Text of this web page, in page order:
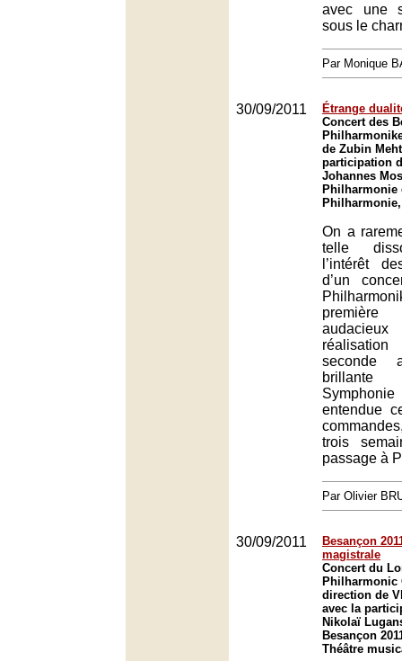
avec une
sous le
Par Monique
30/09/2011
Étrange
Concert des
de Zubin
participation
Johannes
Philharmonie
On a
telle
l’intérêt
d’un
seconde
entendue
trois
passage à
Par Olivier
30/09/2011
Besançon
magistrale
Concert du
Philharmonic
direction de
avec la
Nikolaï
Besançon
Théâtre